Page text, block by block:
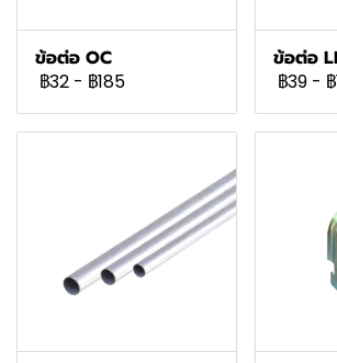
ข้อต่อ OC
฿32 - ฿185
ข้อต่อ
฿39 -